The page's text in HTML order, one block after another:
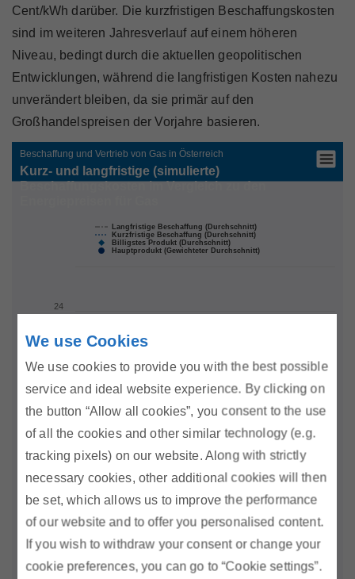
We use Cookies
We use cookies to provide you with the best possible
service and ideal website experience. By clicking on
the button “Allow all cookies”, you consent to the use
of all the cookies and other similar technology (e.g.
tracking pixels) on our website. Along with strictly
necessary cookies, other additional cookies will then
be set, which allows us to improve the performance
of our website and to offer you personalised content.
If you wish to withdraw your consent or change your
cookie preferences, you can go to “Cookie settings”.
Cent/kWh darüber. Die kurzfristigen Beschaffungskosten
sind im weiteren Jahresverlauf auf einem höheren
Niveau, bedingt durch die aktuellen geopolitischen
Entwicklungen, während die langfristigen Kosten nahezu
unverändert bleiben, da sie primär auf den
Großhandelspreisen der Vorjahre basieren.